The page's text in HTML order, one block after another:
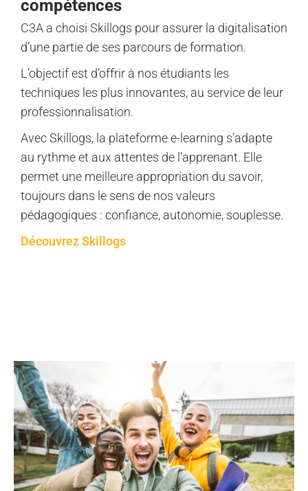
compétences
C3A a choisi Skillogs pour assurer la digitalisation
d’une partie de ses parcours de formation.
L’objectif est d’offrir à nos étudiants les
techniques les plus innovantes, au service de leur
professionnalisation.
Avec Skillogs, la plateforme e-learning s’adapte
au rythme et aux attentes de l’apprenant. Elle
permet une meilleure appropriation du savoir,
toujours dans le sens de nos valeurs
pédagogiques : confiance, autonomie, souplesse.
Découvrez Skillogs